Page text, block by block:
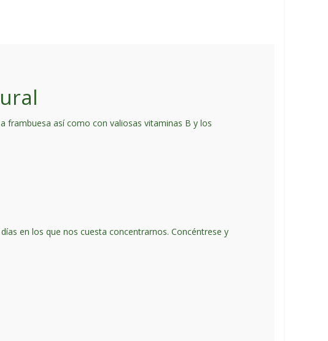
frambuesa así como con valiosas vitaminas B y los
en los que nos cuesta concentrarnos. Concéntrese y